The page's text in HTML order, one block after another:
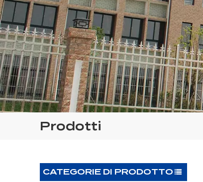
Prodotti
CATEGORIE DI PRODOTTO